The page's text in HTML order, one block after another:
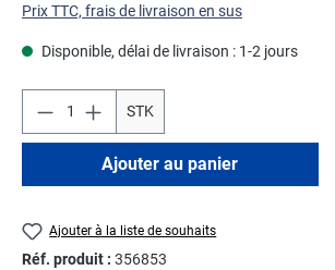
Prix TTC, frais de livraison en sus
Disponible, délai de livraison : 1-2 jours
STK
Ajouter au panier
Ajouter à la liste de souhaits
Réf. produit : 356853